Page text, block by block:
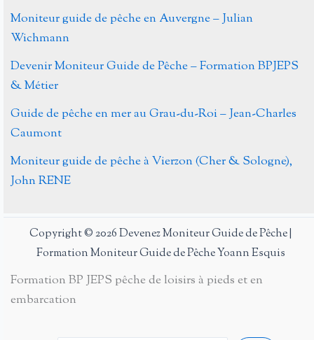
Moniteur guide de pêche en Auvergne – Julian
Wichmann
Devenir Moniteur Guide de Pêche – Formation BPJEPS
& Métier
Guide de pêche en mer au Grau-du-Roi – Jean-Charles
Caumont
Moniteur guide de pêche à Vierzon (Cher & Sologne),
John RENE
Copyright © 2026 Devenez Moniteur Guide de Pêche |
Formation Moniteur Guide de Pêche Yoann Esquis
Formation BP JEPS pêche de loisirs à pieds et en
embarcation